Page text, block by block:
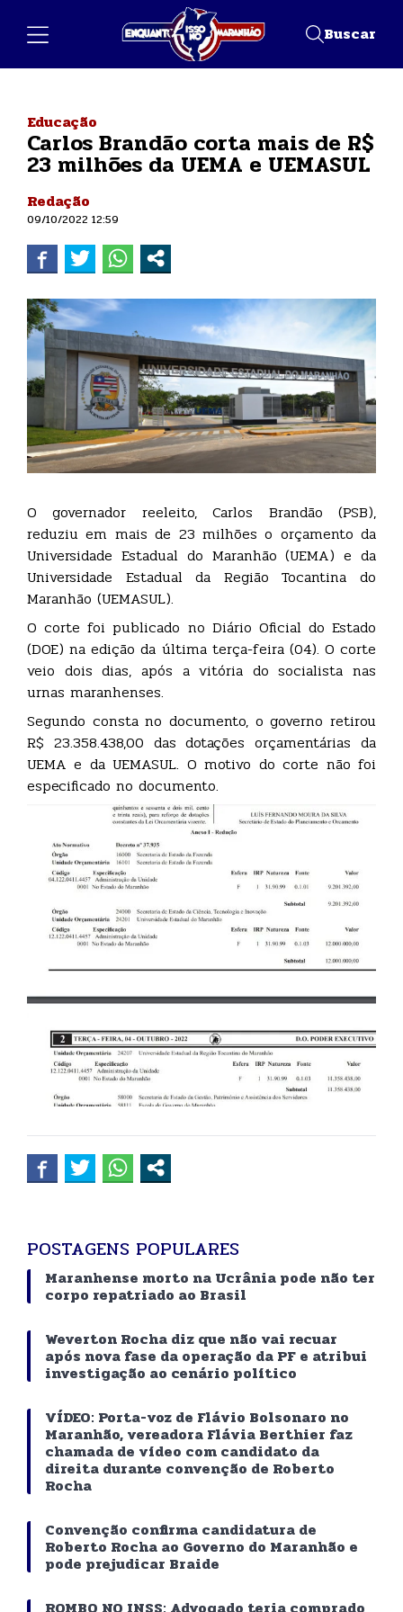
Buscar
Educação
Carlos Brandão corta mais de R$
23 milhões da UEMA e UEMASUL
Redação
09/10/2022 12:59
O governador reeleito, Carlos Brandão (PSB),
reduziu em mais de 23 milhões o orçamento da
Universidade Estadual do Maranhão (UEMA) e da
Universidade Estadual da Região Tocantina do
Maranhão (UEMASUL).
O corte foi publicado no Diário Oficial do Estado
(DOE) na edição da última terça-feira (04). O corte
veio dois dias, após a vitória do socialista nas
urnas maranhenses.
Segundo consta no documento, o governo retirou
R$ 23.358.438,00 das dotações orçamentárias da
UEMA e da UEMASUL. O motivo do corte não foi
especificado no documento.
POSTAGENS POPULARES
Maranhense morto na Ucrânia pode não ter
corpo repatriado ao Brasil
Weverton Rocha diz que não vai recuar
após nova fase da operação da PF e atribui
investigação ao cenário político
VÍDEO: Porta-voz de Flávio Bolsonaro no
Maranhão, vereadora Flávia Berthier faz
chamada de vídeo com candidato da
direita durante convenção de Roberto
Rocha
Convenção confirma candidatura de
Roberto Rocha ao Governo do Maranhão e
pode prejudicar Braide